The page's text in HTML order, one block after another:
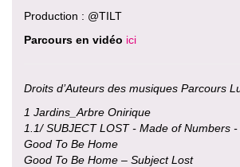
Production : @TILT
Parcours en vidéo ici
Droits d’Auteurs des musiques Parcours
1 Jardins_Arbre Onirique
1.1/ SUBJECT LOST - Made of Numbers
Good To Be Home
Good To Be Home – Subject Lost